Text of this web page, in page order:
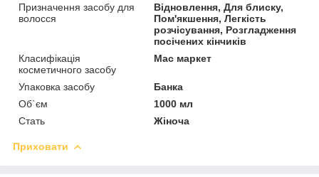
Призначення засобу для
волосся
Відновлення, Для блиску,
Пом'якшення, Легкість
розчісування, Розгладження
посічених кінчиків
Класифікація
косметичного засобу
Мас маркет
Упаковка засобу
Банка
Об`єм
1000 мл
Стать
Жіноча
Приховати